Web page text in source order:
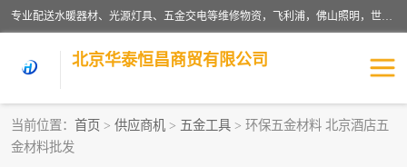
专业配送水暖器材、光源灯具、五金交电等维修物资，飞利浦，佛山照明，世达，博世，九牧，特陶等各产品涉及国内外知名品牌。公司专注与物业、学校、酒店、工厂等单位合作，提供一站式配送服务，降低客户综合成本。依托电子商务改变传统模式，以专业的团队为客户提供24H物资配送到达，货到月结、统一开票，便捷退换等服务，提高了企业的运营效率。
北京华泰恒昌商贸有限公司
当前位置： 首页 > 供应商机 > 五金工具 > 环保五金材料 北京酒店五
金材料批发
水暖阀门